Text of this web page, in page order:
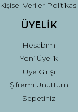
Kişisel Veriler Politikası
ÜYELİK
Hesabım
Yeni Üyelik
Üye Girişi
Şifremi Unuttum
Sepetiniz